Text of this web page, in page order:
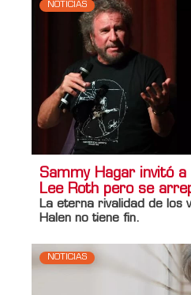
NOTICIAS
Sammy Hagar invitó
Lee Roth pero se
La eterna rivalidad de los
Halen no tiene fin.
NOTICIAS